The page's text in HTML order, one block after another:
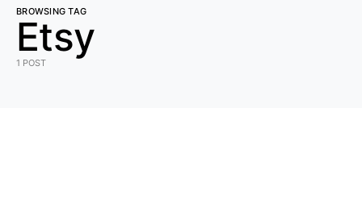
BROWSING TAG
Etsy
1 POST